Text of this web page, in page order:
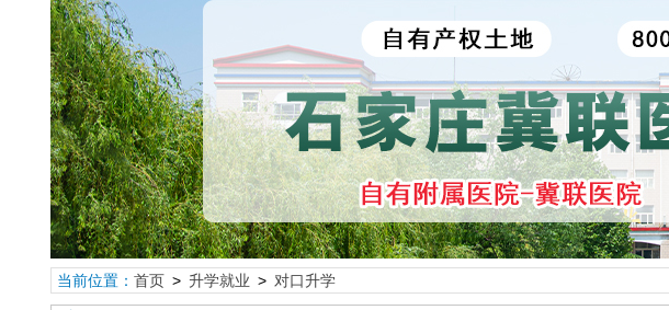
当前位置： 首页> 升学就业 > 对口升学